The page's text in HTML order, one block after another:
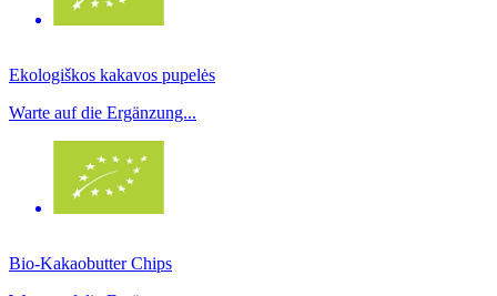
Ekologiškos kakavos pupelės
Warte auf die Ergänzung...
Bio-Kakaobutter Chips